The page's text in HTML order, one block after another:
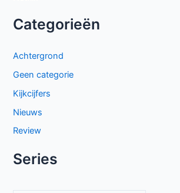
Categorieën
Achtergrond
Geen categorie
Kijkcijfers
Nieuws
Review
Series